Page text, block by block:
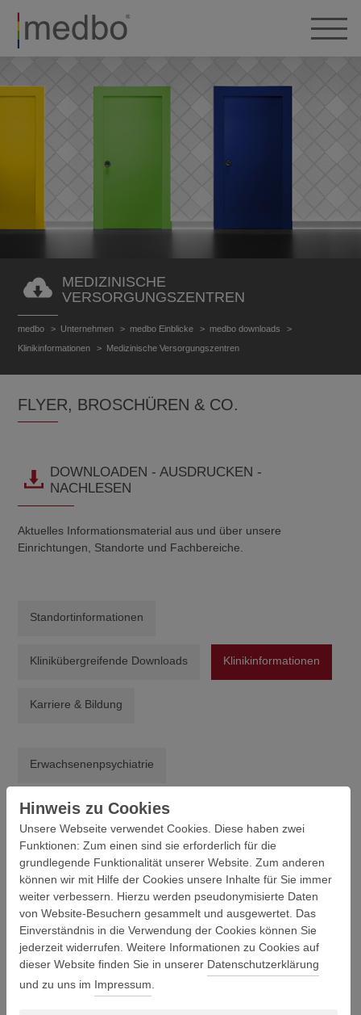
MEDIZINISCHE
VERSORGUNGSZENTREN
medbo Unternehmen medbo Einblicke
medbo downloads
Klinikinformationen
Medizinische Versorgungszentren
FLYER, BROSCHÜREN & CO.
DOWNLOADEN - AUSDRUCKEN -
NACHLESEN
Aktuelles Informationsmaterial aus und über unsere
Einrichtungen, Standorte und Fachbereiche.
Standortinformationen
Klinikübergreifende Downloads Klinikinformationen
Karriere & Bildung
Erwachsenenpsychiatrie
Kinder- und Jugendpsychiatrie
Neurologie & Neuroradiologie
Forensische Psychiatrie & Psychotherapie
Pflegeheime & Nachsorge
Medizinische Versorgungszentren
Hinweis zu Cookies
Unsere Webseite verwendet Cookies. Diese haben zwei
Funktionen: Zum einen sind sie erforderlich für die
grundlegende Funktionalität unserer Website. Zum anderen
können wir mit Hilfe der Cookies unsere Inhalte für Sie immer
weiter verbessern. Hierzu werden pseudonymisierte Daten
von Website-Besuchern gesammelt und ausgewertet. Das
Einverständnis in die Verwendung der Cookies können Sie
jederzeit widerrufen. Weitere Informationen zu Cookies auf
dieser Website finden Sie in unserer Datenschutzerklärung
und zu uns im Impressum